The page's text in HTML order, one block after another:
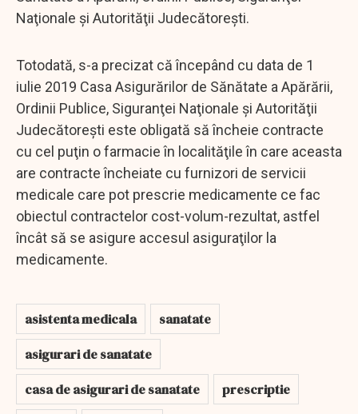
Naţionale şi Autorităţii Judecătoreşti.
Totodată, s-a precizat că începând cu data de 1
iulie 2019 Casa Asigurărilor de Sănătate a Apărării,
Ordinii Publice, Siguranţei Naţionale şi Autorităţii
Judecătoreşti este obligată să încheie contracte
cu cel puţin o farmacie în localităţile în care aceasta
are contracte încheiate cu furnizori de servicii
medicale care pot prescrie medicamente ce fac
obiectul contractelor cost-volum-rezultat, astfel
încât să se asigure accesul asiguraţilor la
medicamente.
asistenta medicala
sanatate
asigurari de sanatate
casa de asigurari de sanatate
prescriptie